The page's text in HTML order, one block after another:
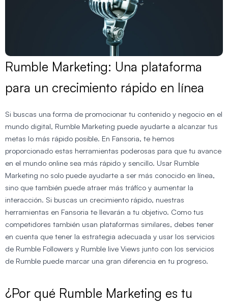
Rumble Marketing: Una plataforma
para un crecimiento rápido en línea
Si buscas una forma de promocionar tu contenido y negocio en el
mundo digital, Rumble Marketing puede ayudarte a alcanzar tus
metas lo más rápido posible. En Fansoria, te hemos
proporcionado estas herramientas poderosas para que tu avance
en el mundo online sea más rápido y sencillo. Usar Rumble
Marketing no solo puede ayudarte a ser más conocido en línea,
sino que también puede atraer más tráfico y aumentar la
interacción. Si buscas un crecimiento rápido, nuestras
herramientas en Fansoria te llevarán a tu objetivo. Como tus
competidores también usan plataformas similares, debes tener
en cuenta que tener la estrategia adecuada y usar los servicios
de Rumble Followers y Rumble live Views junto con los servicios
de Rumble puede marcar una gran diferencia en tu progreso.
¿Por qué Rumble Marketing es tu